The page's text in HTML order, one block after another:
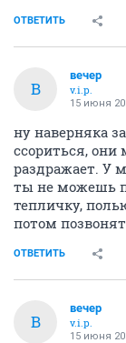
ОТВЕТИТЬ
В
вечер
v.i.p.
15 июня
ну наверняка
ссориться,
раздражает. У
ты не можешь
тепличку,
потом
ОТВЕТИТЬ
В
вечер
v.i.p.
15 июня